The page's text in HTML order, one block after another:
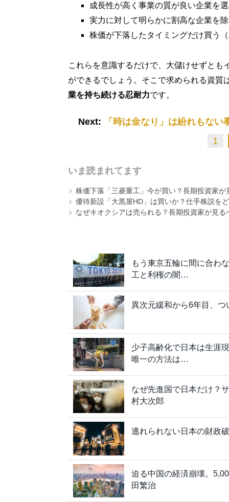
成長性が高く事業の質が良い企業を
実力に対して明らかに割高な企業を
株価が下落したタイミングだけ買う（
これらを意識するだけで、大儲けせずと
ができるでしょう。そこで求められる資質
業を持ち続ける忍耐力です。
Next: 「時は金なり」は紛れもな
1
いま読まれてます
株価下落「三菱重工」今が買い？長期投資家
優待新設「大黒屋HD」は買いか？仕手株説を
なぜキオクシアは売られる？長期投資家が見
もう東京五輪に間に合わ
工と利権の闇…
異次元緩和から6年目、
少子高齢化で日本は生涯
唯一の方法は…
なぜ先進国で日本だけ？
村大次郎
逃れられない日本の財政
迫る中国の経済崩壊。
田繁治